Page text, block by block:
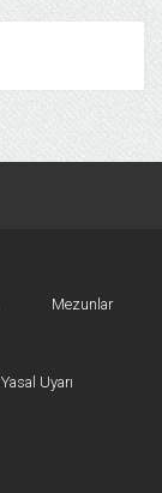
Mezunlar
Yasal Uyarı